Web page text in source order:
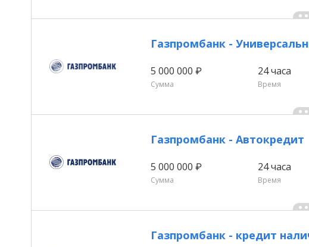
Газпромбанк -
5 000 000 ₽
Сумма
24 часа
Время
Газпромбанк - Автокредит
5 000 000 ₽
Сумма
24 часа
Время
Газпромбанк - кредит